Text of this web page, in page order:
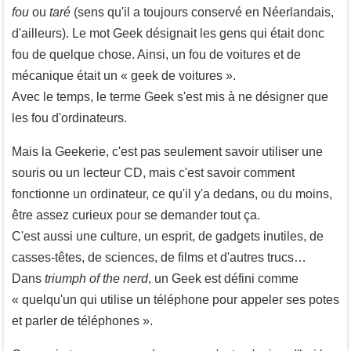
fou ou taré (sens qu'il a toujours conservé en Néerlandais,
d'ailleurs). Le mot Geek désignait les gens qui était donc
fou de quelque chose. Ainsi, un fou de voitures et de
mécanique était un « geek de voitures ».
Avec le temps, le terme Geek s'est mis à ne désigner que
les fou d'ordinateurs.
Mais la Geekerie, c'est pas seulement savoir utiliser une
souris ou un lecteur CD, mais c'est savoir comment
fonctionne un ordinateur, ce qu'il y'a dedans, ou du moins,
être assez curieux pour se demander tout ça.
C'est aussi une culture, un esprit, de gadgets inutiles, de
casses-têtes, de sciences, de films et d'autres trucs…
Dans triumph of the nerd, un Geek est défini comme
« quelqu'un qui utilise un téléphone pour appeler ses potes
et parler de téléphones ».